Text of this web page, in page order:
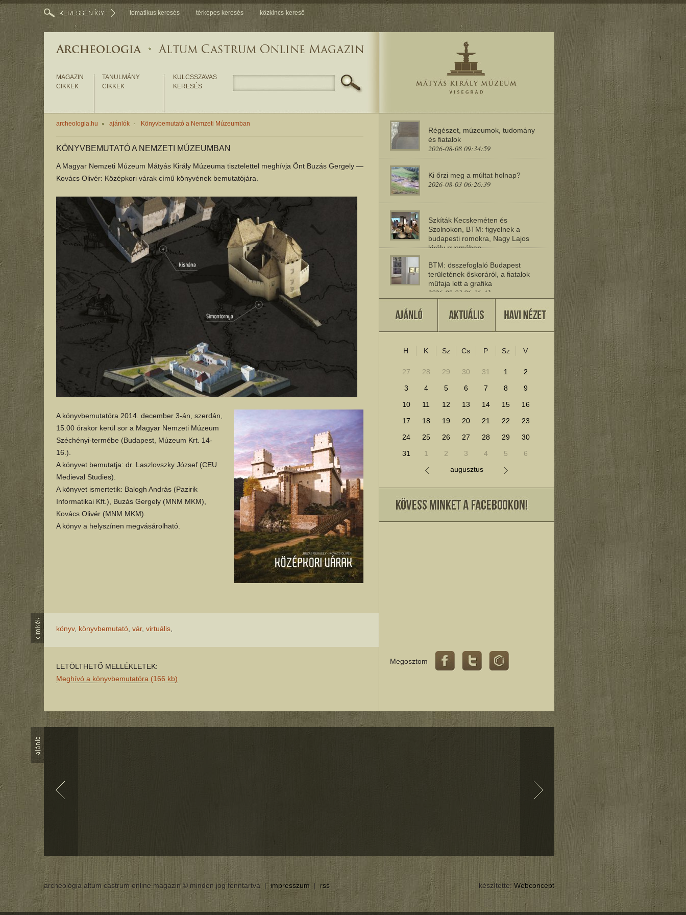
tematikus keresés térképes keresés közkincs-kereső
MAGAZIN
CIKKEK
TANULMÁNY
CIKKEK
KULCSSZAVAS
KERESÉS
archeologia.hu ajánlók Könyvbemutató a Nemzeti Múzeumban
KÖNYVBEMUTATÓ A NEMZETI MÚZEUMBAN
A Magyar Nemzeti Múzeum Mátyás Király Múzeuma tisztelettel meghívja Önt Buzás Gergely —
Kovács Olivér: Középkori várak című könyvének bemutatójára.
A könyvbemutatóra 2014. december 3-án, szerdán,
15.00 órakor kerül sor a Magyar Nemzeti Múzeum
Széchényi-termébe (Budapest, Múzeum Krt. 14-
16.).
A könyvet bemutatja: dr. Laszlovszky József (CEU
Medieval Studies).
A könyvet ismertetik: Balogh András (Pazirik
Informatikai Kft.), Buzás Gergely (MNM MKM),
Kovács Olivér (MNM MKM).
A könyv a helyszínen megvásárolható.
könyv, könyvbemutató, vár, virtuális,
LETÖLTHETŐ MELLÉKLETEK:
Meghívó a könyvbemutatóra (166 kb)
Régészet, múzeumok, tudomány
és fiatalok
2026-08-08 09:34:59
Ki őrzi meg a múltat holnap?
2026-08-03 06:26:39
Szkíták Kecskeméten és
Szolnokon, BTM: figyelnek a
budapesti romokra, Nagy Lajos
király nyomában
BTM: összefoglaló Budapest
területének őskoráról, a fiatalok
műfaja lett a grafika
2026-08-03 06:16:43
A múlt jövője
2026-07-27 22:37:30
További cikkek megjelenítéséhez kattints ide!
H K Sz Cs P Sz V
27 28 29 30 31 1
2
3
4 5 6 7 8
9
10
11 12 13 14 15
16
17
18 19 20 21 22
23
24
25 26 27 28 29
30
31
1 2 3 4 5
6
augusztus
Megosztom
archeológia altum castrum online magazin © minden jog fenntartva |impresszum| rss készítette: Webconcept